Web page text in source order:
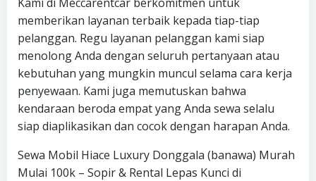
memberikan layanan terbaik kepada tiap-tiap
pelanggan. Regu layanan pelanggan kami siap
menolong Anda dengan seluruh pertanyaan atau
kebutuhan yang mungkin muncul selama cara kerja
penyewaan. Kami juga memutuskan bahwa
kendaraan beroda empat yang Anda sewa selalu
siap diaplikasikan dan cocok dengan harapan Anda.
Sewa Mobil Hiace Luxury Donggala (banawa) Murah
Mulai 100k – Sopir & Rental Lepas Kunci di